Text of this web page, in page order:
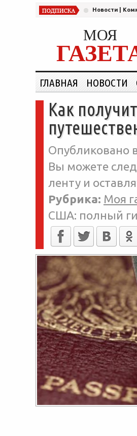
Новости
МОЯ
ГЛАВНАЯ НОВОСТИ
Как
Опубликовано
Вы можете
ленту и
Рубрика: Моя
США: полный